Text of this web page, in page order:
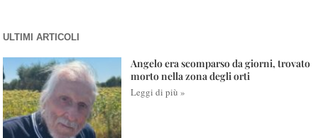
ULTIMI ARTICOLI
Angelo era scomparso da giorni, trovato
morto nella zona degli orti
Leggi di più »